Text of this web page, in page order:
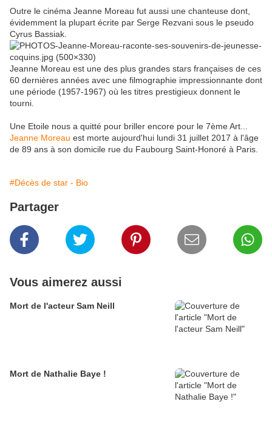
Outre le cinéma Jeanne Moreau fut aussi une chanteuse dont,
évidemment la plupart écrite par Serge Rezvani sous le pseudo
Cyrus Bassiak.
Jeanne Moreau est une des plus grandes stars françaises de ces
60 dernières années avec une filmographie impressionnante dont
une période (1957-1967) où les titres prestigieux donnent le
tourni.
Une Etoile nous a quitté pour briller encore pour le 7ème Art...
Jeanne Moreau est morte aujourd'hui lundi 31 juillet 2017 à l'âge
de 89 ans à son domicile rue du Faubourg Saint-Honoré à Paris.
#Décès de star - Bio
Partager
Vous aimerez aussi
Mort de l'acteur Sam Neill
Mort de Nathalie Baye !